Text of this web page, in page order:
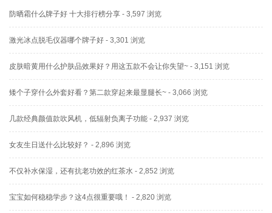
防晒霜什么牌子好 十大排行榜分享 - 3,597 浏览
激光冰点脱毛仪器哪个牌子好 - 3,301 浏览
皮肤暗黄用什么护肤品效果好？用这五款不会让你失望~ - 3,151 浏览
矮个子穿什么外套好看？第二款穿起来最显腿长~ - 3,066 浏览
几款经典颜值款吹风机，低辐射负离子功能 - 2,937 浏览
女友生日送什么比较好？ - 2,896 浏览
不仅补水保湿，还有抗老功效的红茶水 - 2,852 浏览
宝宝如何稳稳学步？这4点很重要哦！ - 2,820 浏览